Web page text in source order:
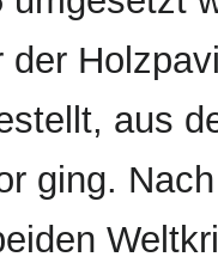
der
aus
ging.